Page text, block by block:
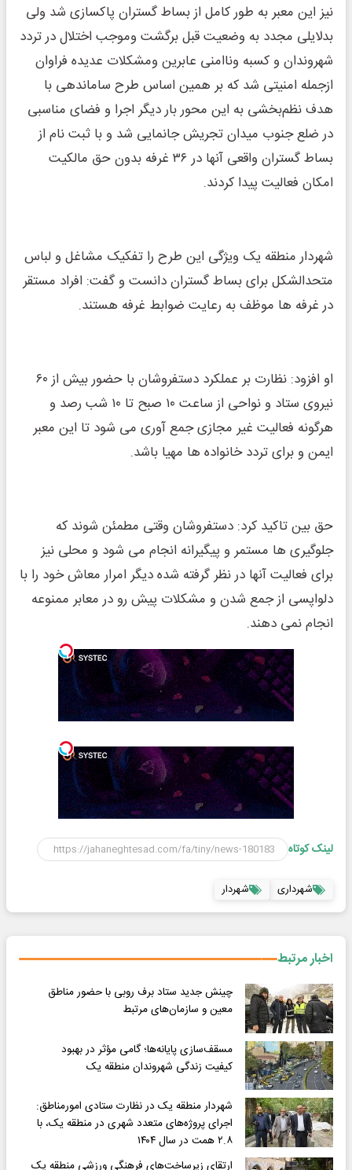
نیز این معبر به ‌طور کامل از بساط‌ گستران پاکسازی شد ولی
بدلایلی مجدد به وضعیت قبل برگشت وموجب اختلال در تردد
شهروندان و کسبه وناامنی عابرین ومشکلات عدیده فراوان
ازجمله امنیتی شد که بر همین اساس طرح ساماندهی با
هدف نظم‌بخشی به این محور بار دیگر اجرا و فضای مناسبی
در ضلع جنوب میدان تجریش جانمایی شد و با ثبت نام از
بساط گستران واقعی آنها در ۳۶ غرفه بدون حق مالکیت
امکان فعالیت پیدا کردند.
شهردار منطقه یک ویژگی این طرح را تفکیک مشاغل و لباس
متحدالشکل برای بساط گستران دانست و گفت: افراد مستقر
در غرفه ها موظف به رعایت ضوابط غرفه هستند.
او افزود: نظارت بر عملکرد دستفروشان با حضور بیش از ۶۰
نیروی ستاد و نواحی از ساعت ۱۰ صبح تا ۱۰ شب رصد و
هرگونه فعالیت غیر مجازی جمع آوری می شود تا این معبر
ایمن و برای تردد خانواده ها مهیا باشد.
حق بین تاکید کرد: دستفروشان وقتی مطمئن شوند که
جلوگیری ها مستمر و پیگیرانه انجام می شود و محلی نیز
برای فعالیت آنها در نظر گرفته شده دیگر امرار معاش خود را با
دلواپسی از جمع شدن و مشکلات پیش رو در معابر ممنوعه
انجام نمی دهند.
لینک کوتاه
شهرداری شهردار
اخبار مرتبط
چینش جدید ستاد برف روبی با حضور مناطق
معین و سازمان‌های مرتبط
مسقف‌سازی پایانه‌ها؛ گامی مؤثر در بهبود
کیفیت زندگی شهروندان منطقه یک
شهردار منطقه یک در نظارت ستادی امورمناطق:
اجرای پروژه‌های متعدد شهری در منطقه یک، با
۲.۸ همت در سال ۱۴۰۴
ارتقای زیرساخت‌های فرهنگی ورزشی منطقه یک